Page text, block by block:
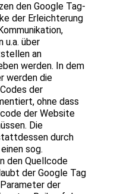
den Google Tag-
der Erleichterung
u.a. über
an
werden. In dem
werden die
der
ohne dass
der Website
Die
durch
sog.
den Quellcode
der Google Tag
der